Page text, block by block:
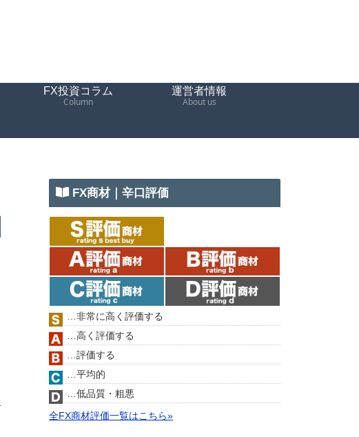
FX投資コラム
Column
運営者情報
About us
FX商材｜辛口評価
…非常に高く評価する
…高く評価する
…評価する
…平均的
…低品質・粗悪
全FX商材評価一覧はこちら»